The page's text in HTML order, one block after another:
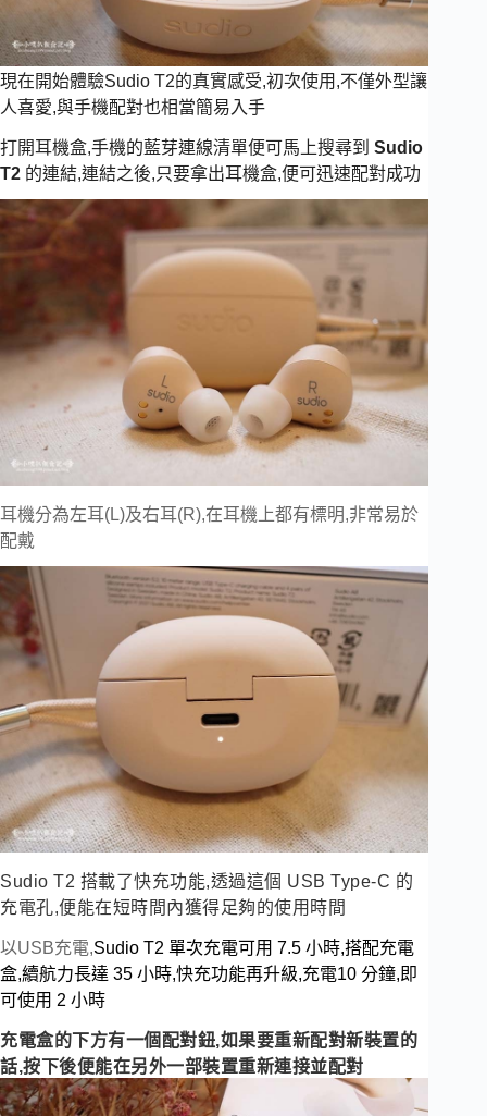
現在開始體驗Sudio T2的真實感受,初次使用,不僅外型讓
人喜愛,與手機配對也相當簡易入手
打開耳機盒,手機的藍芽連線清單便可馬上搜尋到 Sudio
T2 的連結,連結之後,只要拿出耳機盒,便可迅速配對成功
耳機分為左耳(L)及右耳(R),在耳機上都有標明,非常易於
配戴
Sudio T2 搭載了快充功能,透過這個 USB Type-C 的
充電孔,便能在短時間內獲得足夠的使用時間
以USB充電,Sudio T2 單次充電可用 7.5 小時,搭配充電
盒,續航力長達 35 小時,快充功能再升級,充電10 分鐘,即
可使用 2 小時
充電盒的下方有一個配對鈕,如果要重新配對新裝置的
話,按下後便能在另外一部裝置重新連接並配對